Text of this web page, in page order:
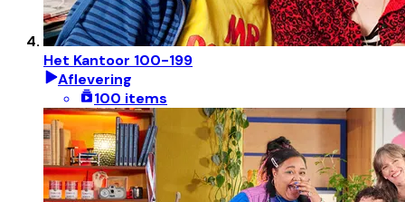
Het Kantoor 100-199
Aflevering
100 items